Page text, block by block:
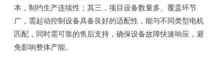
本，制约生产连续性；其三，项目设备数量多、覆盖环节
广，需起动控制设备具备良好的适配性，能与不同类型电机
匹配，同时需可靠的售后支持，确保设备故障快速响应，避
免影响整体产能。